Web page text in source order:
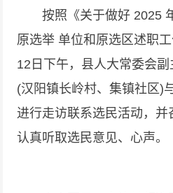
按照《关于做好 2025
原选举 单位和原选区述职
12日下午，县人大常委会
(汉阳镇长岭村、集镇社区)
进行走访联系选民活动，并
认真听取选民意见、心声。